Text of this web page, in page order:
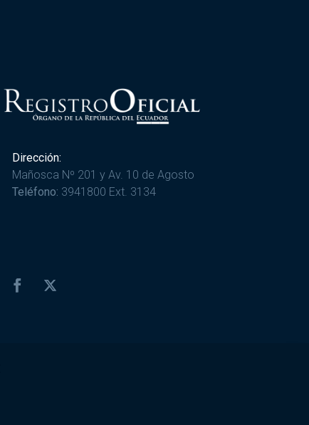
Dirección:
Mañosca Nº 201 y Av. 10 de Agosto
Teléfono: 3941800 Ext. 3134